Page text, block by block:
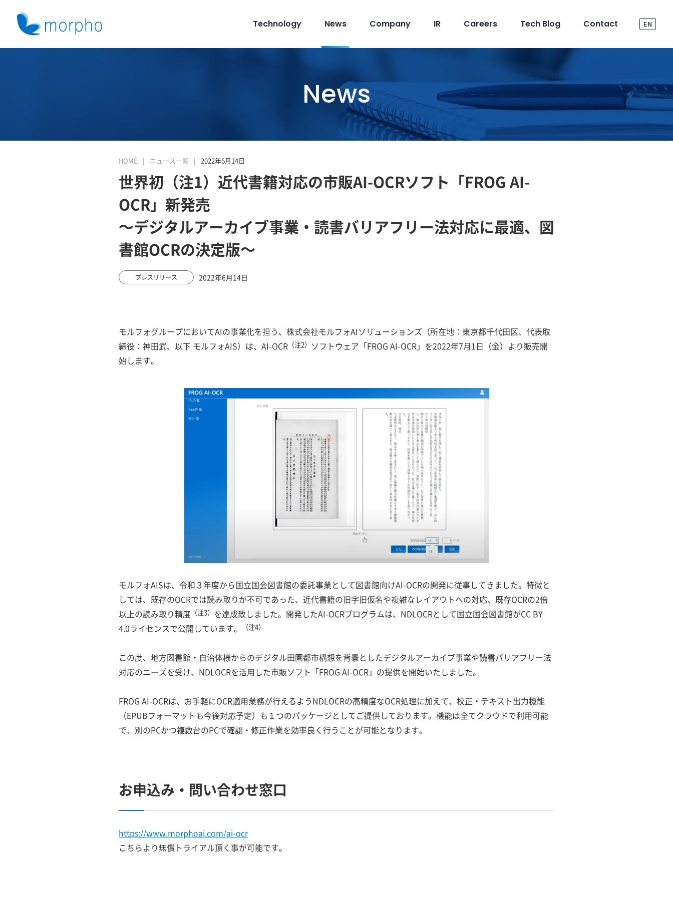
Technology News Company IR Careers Tech Blog Contact EN
News
HOME ニュース一覧 2022年6月14日
世界初（注1）近代書籍対応の市販AI-OCRソフト「FROG AI-
OCR」新発売
～デジタルアーカイブ事業・読書バリアフリー法対応に最適、図
書館OCRの決定版～
プレスリリース 2022年6月14日
モルフォグループにおいてAIの事業化を担う、株式会社モルフォAIソリューションズ（所在地：東京都千代田区、代表取
締役：神田武、以下 モルフォAIS）は、AI-OCR （注2） ソフトウェア「FROG AI-OCR」を2022年7月1日（金）より販売開
始します。
モルフォAISは、令和３年度から国立国会図書館の委託事業として図書館向けAI-OCRの開発に従事してきました。特徴と
しては、既存のOCRでは読み取りが不可であった、近代書籍の旧字旧仮名や複雑なレイアウトへの対応、既存OCRの2倍
以上の読み取り精度 （注3） を達成致しました。開発したAI-OCRプログラムは、NDLOCRとして国立国会図書館がCC BY
4.0ライセンスで公開しています。
（注4）
この度、地方図書館・自治体様からのデジタル田園都市構想を背景としたデジタルアーカイブ事業や読書バリアフリー法
対応のニーズを受け、NDLOCRを活用した市販ソフト「FROG AI-OCR」の提供を開始いたしました。
FROG AI-OCRは、お手軽にOCR適用業務が行えるようNDLOCRの高精度なOCR処理に加えて、校正・テキスト出力機能
（EPUBフォーマットも今後対応予定）も１つのパッケージとしてご提供しております。機能は全てクラウドで利用可能
で、別のPCかつ複数台のPCで確認・修正作業を効率良く行うことが可能となります。
お申込み・問い合わせ窓口
https://www.morphoai.com/ai-ocr
こちらより無償トライアル頂く事が可能です。